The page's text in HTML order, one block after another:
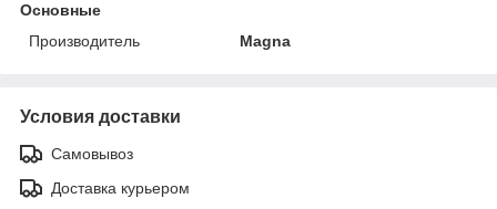
Основные
Производитель
Magna
Условия доставки
Самовывоз
Доставка курьером